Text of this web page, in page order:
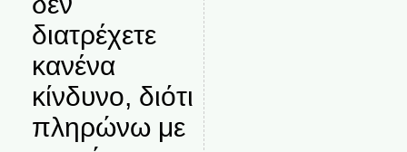
διατρέχετε
κανένα
κίνδυνο, διότι
πληρώνω με